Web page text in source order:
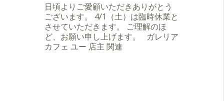
日頃よりご愛顧いただきありがとう
ございます。 4/1（土）は臨時休業と
させていただきます。 ご理解のほ
ど、お願い申し上げます。 ガレリア
カフェ ユー 店主 関連